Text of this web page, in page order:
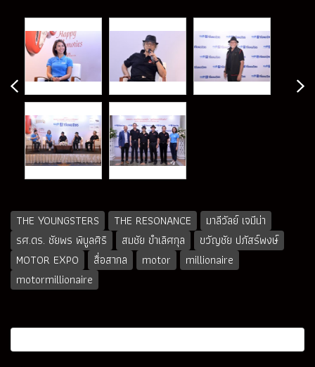
THE YOUNGSTERS THE RESONANCE
มาลีวัลย์ เจมีน่า
รศ.ดร. ชัยพร พิบูลศิริ
สมชัย ขำเลิศกุล
ขวัญชัย ปภัสร์พงษ์
MOTOR EXPO
สื่อสากล motor
millionaire
motormillionaire